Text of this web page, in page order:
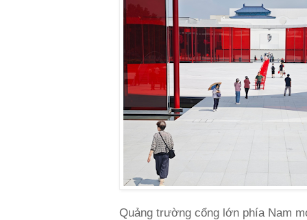
Quảng trường cổng lớn phía Nam